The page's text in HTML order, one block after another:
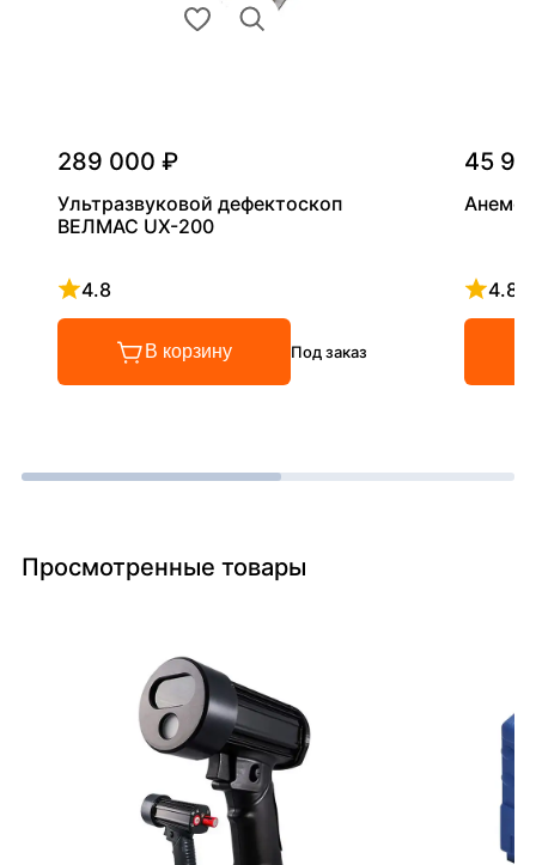
289 000 ₽
Ультразвуковой дефектоскоп
ВЕЛМАС UX-200
4.8
Рейтинг 4.8 из 5
В корзину Под заказ
45
4.8
Просмотренные товары